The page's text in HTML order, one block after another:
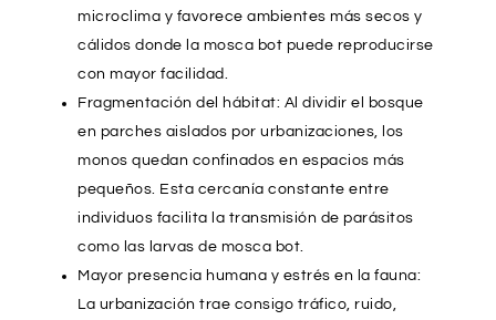
microclima y favorece ambientes más secos y
cálidos donde la mosca bot puede reproducirse
con mayor facilidad.
Fragmentación del hábitat: Al dividir el bosque
en parches aislados por urbanizaciones, los
monos quedan confinados en espacios más
pequeños. Esta cercanía constante entre
individuos facilita la transmisión de parásitos
como las larvas de mosca bot.
Mayor presencia humana y estrés en la fauna:
La urbanización trae consigo tráfico, ruido,